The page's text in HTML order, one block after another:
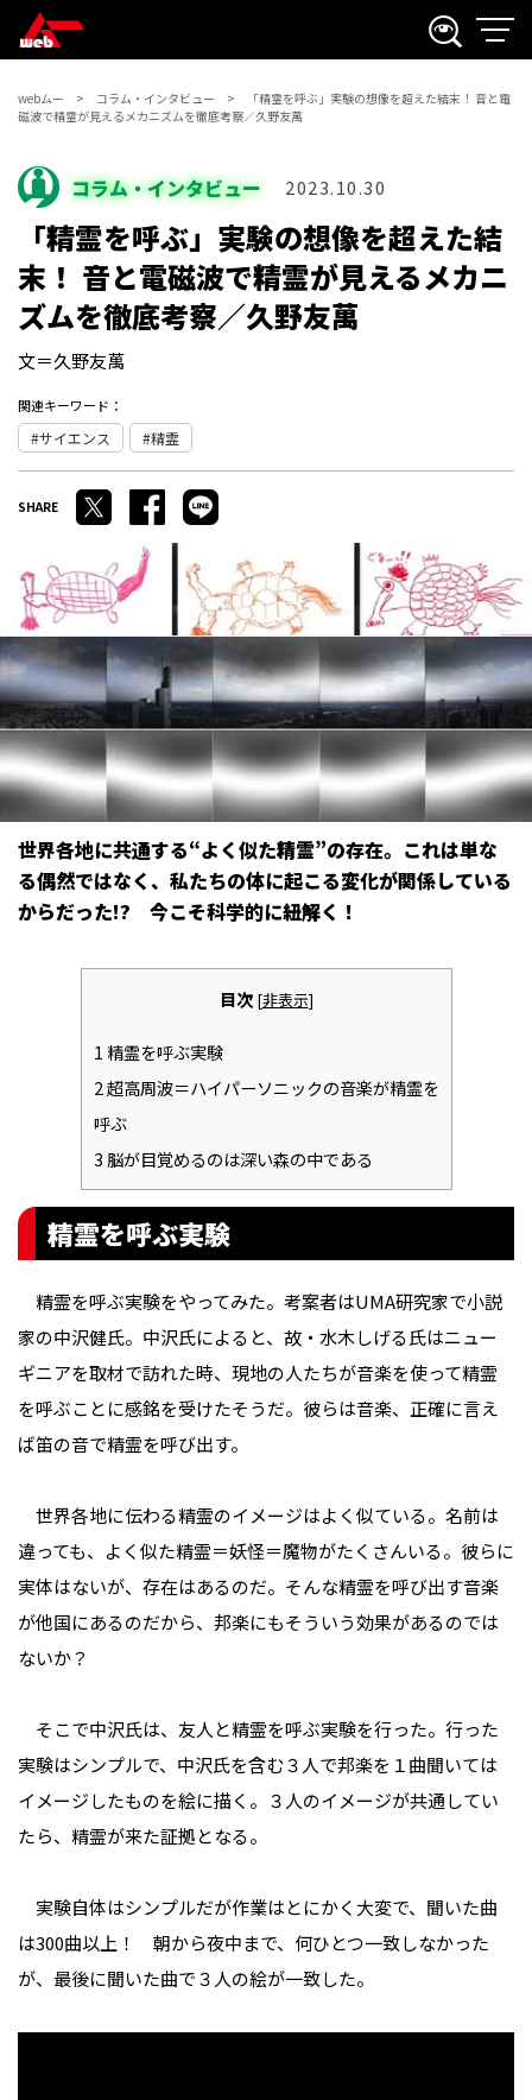
webムー コラム・インタビュー
「精霊を呼ぶ」実験の想像を超えた結末！ 音と電
磁波で精霊が見えるメカニズムを徹底考察／久野友萬
コラム・インタビュー 2023.10.30
「精霊を呼ぶ」実験の想像を超えた結
末！ 音と電磁波で精霊が見えるメカニ
ズムを徹底考察／久野友萬
文＝久野友萬
関連キーワード：
サイエンス 精霊
世界各地に共通する“よく似た精霊”の存在。これは単な
る偶然ではなく、私たちの体に起こる変化が関係している
からだった!? 今こそ科学的に紐解く！
目次 [非表示]
1 精霊を呼ぶ実験
2超高周波＝ハイパーソニックの音楽が精霊を
呼ぶ
3 脳が目覚めるのは深い森の中である
精霊を呼ぶ実験
精霊を呼ぶ実験をやってみた。考案者はUMA研究家で小説
家の中沢健氏。中沢氏によると、故・水木しげる氏はニュー
ギニアを取材で訪れた時、現地の人たちが音楽を使って精霊
を呼ぶことに感銘を受けたそうだ。彼らは音楽、正確に言え
ば笛の音で精霊を呼び出す。
世界各地に伝わる精霊のイメージはよく似ている。名前は
違っても、よく似た精霊＝妖怪＝魔物がたくさんいる。彼らに
実体はないが、存在はあるのだ。そんな精霊を呼び出す音楽
が他国にあるのだから、邦楽にもそういう効果があるのでは
ないか？
そこで中沢氏は、友人と精霊を呼ぶ実験を行った。行った
実験はシンプルで、中沢氏を含む３人で邦楽を１曲聞いては
イメージしたものを絵に描く。３人のイメージが共通してい
たら、精霊が来た証拠となる。
実験自体はシンプルだが作業はとにかく大変で、聞いた曲
は300曲以上！ 朝から夜中まで、何ひとつ一致しなかった
が、最後に聞いた曲で３人の絵が一致した。